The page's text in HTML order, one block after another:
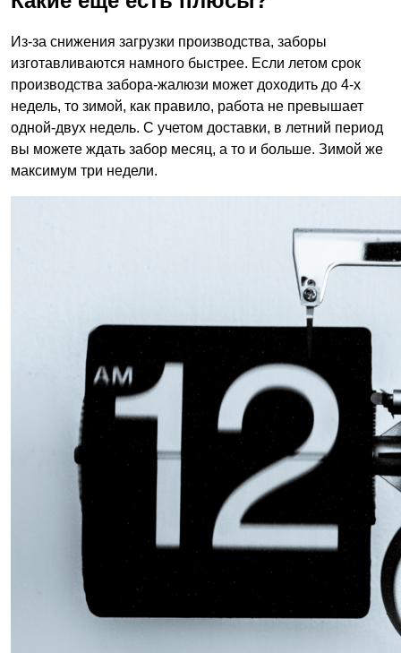
Из-за снижения загрузки производства, заборы
изготавливаются намного быстрее. Если летом срок
производства забора-жалюзи может доходить до 4-х
недель, то зимой, как правило, работа не превышает
одной-двух недель. С учетом доставки, в летний период
вы можете ждать забор месяц, а то и больше. Зимой же
максимум три недели.